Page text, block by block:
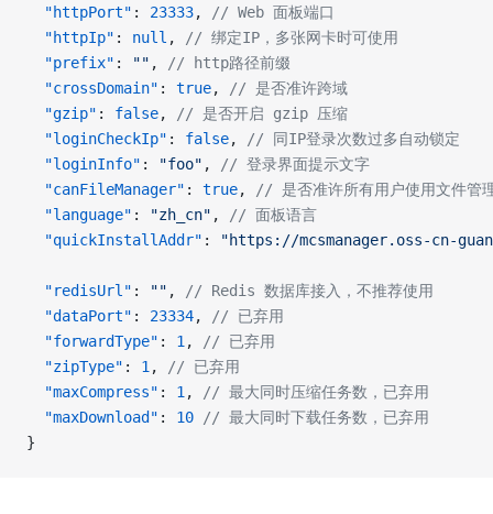
  "httpPort"
: 23333,
// Web 面板端口
  "httpIp"
: null ,
// 绑定IP，多张网卡时可使用
  "prefix"
: "" ,
// http路径前缀
  "crossDomain"
: true,
// 是否准许跨域
  "gzip"
: false,
// 是否开启 gzip 压缩
  "loginCheckIp"
: false,
// 同IP登录次数过多自动锁定
  "loginInfo"
: "foo" ,
// 登录界面提示文字
  "canFileManager"
: true,
// 是否准许所有用户使用文件管
  "language"
: "zh_cn" ,
// 面板语言
  "quickInstallAddr"
: "https://mcsmanager.oss-cn-
  "redisUrl"
: "" ,
// Redis 数据库接入，不推荐使用
  "dataPort"
: 23334,
// 已弃用
  "forwardType"
: 1 ,
// 已弃用
  "zipType"
: 1 ,
// 已弃用
  "maxCompress"
: 1 ,
// 最大同时压缩任务数，已弃用
  "maxDownload"
: 10 // 最大同时下载任务数，已弃用
}